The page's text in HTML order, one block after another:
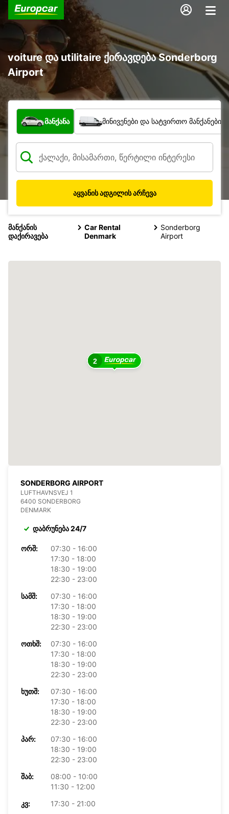
voiture და utilitaire ქირავდება Sonderborg
Airport
რა ტიპის ავტომობილი?
მანქანა მინივენები და სატვირთო მანქანები
აყვანის ადგილის არჩევა
მანქანის
დაქირავება
Car Rental
Denmark
Sonderborg
Airport
2
SONDERBORG AIRPORT
LUFTHAVNSVEJ 1
6400 SONDERBORG
DENMARK
დაბრუნება 24/7
ᲝᲠᲨ:
07:30 - 16:00
17:30 - 18:00
18:30 - 19:00
22:30 - 23:00
ᲡᲐᲛᲨ:
07:30 - 16:00
17:30 - 18:00
18:30 - 19:00
22:30 - 23:00
ᲝᲗᲮᲨ:
07:30 - 16:00
17:30 - 18:00
18:30 - 19:00
22:30 - 23:00
ᲮᲣᲗᲨ:
07:30 - 16:00
17:30 - 18:00
18:30 - 19:00
22:30 - 23:00
ᲞᲐᲠ:
07:30 - 16:00
18:30 - 19:00
22:30 - 23:00
ᲨᲐᲑ:
08:00 - 10:00
11:30 - 12:00
ᲙᲕ:
17:30 - 21:00